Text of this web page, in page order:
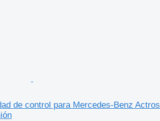
de control para Mercedes-Benz Actros